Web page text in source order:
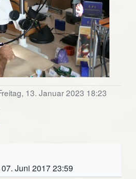
13. Januar 2023 18:23
Juni 2017 23:59